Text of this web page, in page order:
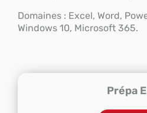
Domaines : Excel, Word,
Windows 10, Microsoft 365.
Prépa